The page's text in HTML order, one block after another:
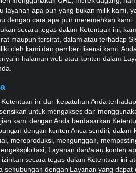
layanan apa pun yang bukan milik kami,
dengan cara apa pun meremehkan kami.
secara tegas dalam Ketentuan ini,
maupun tersirat, dalam atau terhadap
oleh kami dan pemberi lisensi kami.
halaman web atau konten dalam
ini dan kepatuhan Anda
untuk mengakses dan
kami dengan Anda berdasarkan
dengan konten Anda sendiri,
mereproduksi, mengunggah,
Layanan dan/atau konten
secara tegas dalam Ketentuan ini
sehubungan dengan Layanan yang